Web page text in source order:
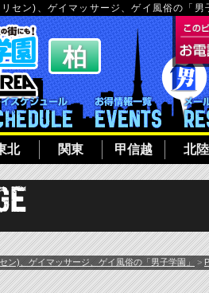
セン)、ゲイマッサージ、ゲイ風俗の「男
北 関東 甲信越 北陸
介 ボーイシフト イベント
ン)、ゲイマッサージ、ゲイ風俗の「男子学園」 >